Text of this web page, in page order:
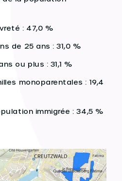
: 47,0 %
de 25 ans : 31,0 %
ou plus : 31,1 %
monoparentales : 19,4
immigrée : 34,5 %